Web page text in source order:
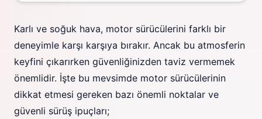
Karlı ve soğuk hava, motor sürücülerini farklı bir
deneyimle karşı karşıya bırakır. Ancak bu atmosferin
keyfini çıkarırken güvenliğinizden taviz vermemek
önemlidir. İşte bu mevsimde motor sürücülerinin
dikkat etmesi gereken bazı önemli noktalar ve
güvenli sürüş ipuçları;